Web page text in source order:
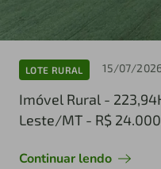
LOTE RURAL 15/07/2026
Imóvel Rural -
Leste/MT - R$
Continuar lendo